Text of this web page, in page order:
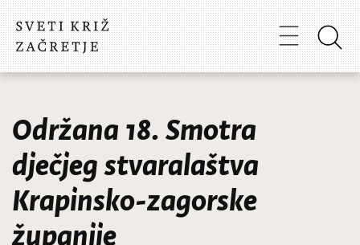
Održana 18. Smotra
dječjeg stvaralaštva
Krapinsko-zagorske
županije